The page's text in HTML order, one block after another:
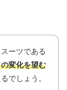
ーツである
変化を望む
でしょう。